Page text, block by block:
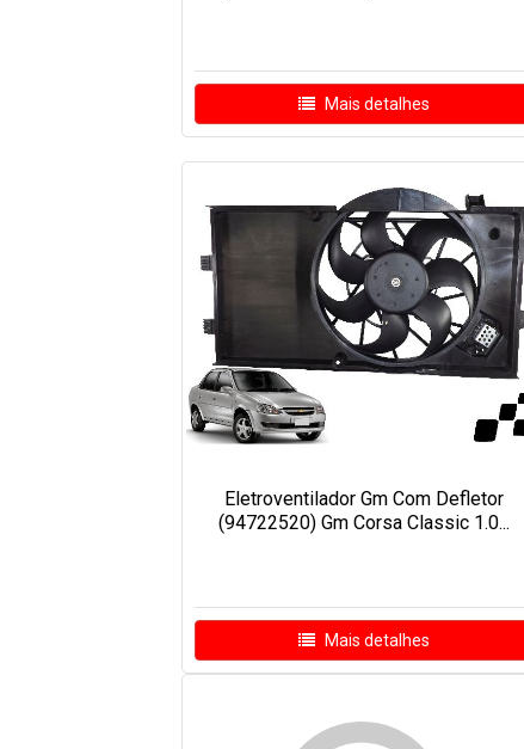
Mais detalhes
Eletroventilador Gm Com Defletor
(94722520) Gm Corsa Classic 1.0...
Mais detalhes